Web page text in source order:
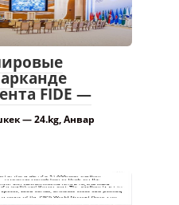
FIDE —
— 24.kg, Анвар